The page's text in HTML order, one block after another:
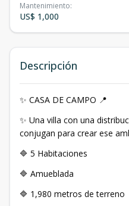
Mantenimiento:
US$ 1,000
Descripción
✨ CASA DE CAMPO 📍
✨ Una villa con una
conjugan para crear ese
🔷 5 Habitaciones
🔷 Amueblada
🔷 1,980 metros de terreno